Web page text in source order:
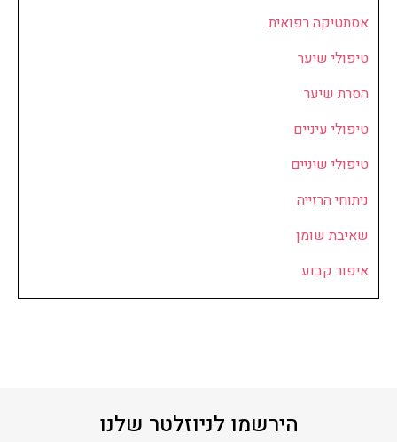
אסתטיקה רפואית
טיפולי שיער
הסרת שיער
טיפולי עיניים
טיפולי שיניים
ניתוחי הרזייה
שאיבת שומן
איפור קבוע
הירשמו לניוזלטר שלנו